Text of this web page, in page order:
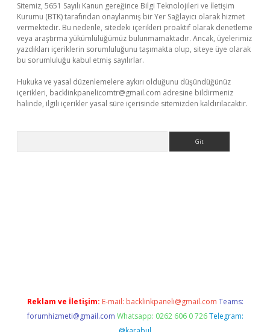
Sitemiz, 5651 Sayılı Kanun gereğince Bilgi Teknolojileri ve İletişim
Kurumu (BTK) tarafından onaylanmış bir Yer Sağlayıcı olarak hizmet
vermektedir. Bu nedenle, sitedeki içerikleri proaktif olarak denetleme
veya araştırma yükümlülüğümüz bulunmamaktadır. Ancak, üyelerimiz
yazdıkları içeriklerin sorumluluğunu taşımakta olup, siteye üye olarak
bu sorumluluğu kabul etmiş sayılırlar.
Hukuka ve yasal düzenlemelere aykırı olduğunu düşündüğünüz
içerikleri, backlinkpanelicomtr@gmail.com adresine bildirmeniz
halinde, ilgili içerikler yasal süre içerisinde sitemizden kaldırılacaktır.
Reklam ve İletişim: E-mail: backlinkpaneli@gmail.com Teams:
forumhizmeti@gmail.com Whatsapp: 0262 606 0 726 Telegram: